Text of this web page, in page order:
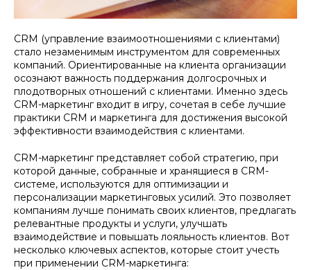
CRM (управление взаимоотношениями с клиентами)
стало незаменимым инструментом для современных
компаний. Ориентированные на клиента организации
осознают важность поддержания долгосрочных и
плодотворных отношений с клиентами. Именно здесь
CRM-маркетинг входит в игру, сочетая в себе лучшие
практики CRM и маркетинга для достижения высокой
эффективности взаимодействия с клиентами.
CRM-маркетинг представляет собой стратегию, при
которой данные, собранные и хранящиеся в CRM-
системе, используются для оптимизации и
персонализации маркетинговых усилий. Это позволяет
компаниям лучше понимать своих клиентов, предлагать
релевантные продукты и услуги, улучшать
взаимодействие и повышать лояльность клиентов. Вот
несколько ключевых аспектов, которые стоит учесть
при применении CRM-маркетинга: